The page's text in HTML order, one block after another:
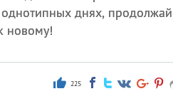
днях, продолжай
новому!
225